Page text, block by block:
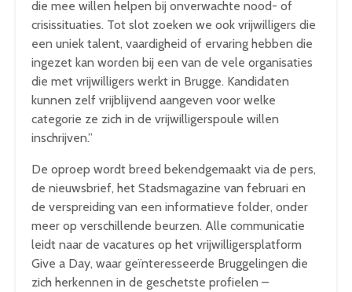
die mee willen helpen bij onverwachte nood- of
crisissituaties. Tot slot zoeken we ook vrijwilligers die
een uniek talent, vaardigheid of ervaring hebben die
ingezet kan worden bij een van de vele organisaties
die met vrijwilligers werkt in Brugge. Kandidaten
kunnen zelf vrijblijvend aangeven voor welke
categorie ze zich in de vrijwilligerspoule willen
inschrijven.”
De oproep wordt breed bekendgemaakt via de pers,
de nieuwsbrief, het Stadsmagazine van februari en
de verspreiding van een informatieve folder, onder
meer op verschillende beurzen. Alle communicatie
leidt naar de vacatures op het vrijwilligersplatform
Give a Day, waar geïnteresseerde Bruggelingen die
zich herkennen in de geschetste profielen –